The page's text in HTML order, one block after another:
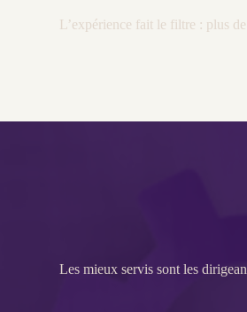
L’expérience fait le filtre : plus
Les mieux servis sont les